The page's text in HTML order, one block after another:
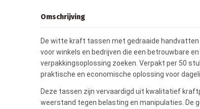
Omschrijving
De witte kraft tassen met gedraaide handvatten
voor winkels en bedrijven die een betrouwbare
verpakkingsoplossing zoeken. Verpakt per 50
praktische en economische oplossing voor
Deze tassen zijn vervaardigd uit kwalitatief
weerstand tegen belasting en manipulaties. De